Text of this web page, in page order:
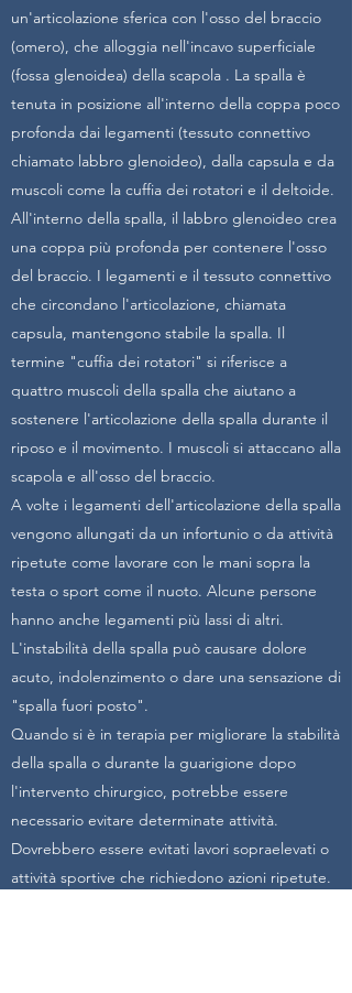
un'articolazione sferica con l'osso del braccio
(omero), che alloggia nell'incavo superficiale
(fossa glenoidea) della scapola . La spalla è
tenuta in posizione all'interno della coppa poco
profonda dai legamenti (tessuto connettivo
chiamato labbro glenoideo), dalla capsula e da
muscoli come la cuffia dei rotatori e il deltoide.
All'interno della spalla, il labbro glenoideo crea
una coppa più profonda per contenere l'osso
del braccio. I legamenti e il tessuto connettivo
che circondano l'articolazione, chiamata
capsula, mantengono stabile la spalla. Il
termine "cuffia dei rotatori" si riferisce a
quattro muscoli della spalla che aiutano a
sostenere l'articolazione della spalla durante il
riposo e il movimento. I muscoli si attaccano alla
scapola e all'osso del braccio.
A volte i legamenti dell'articolazione della spalla
vengono allungati da un infortunio o da attività
ripetute come lavorare con le mani sopra la
testa o sport come il nuoto. Alcune persone
hanno anche legamenti più lassi di altri.
L'instabilità della spalla può causare dolore
acuto, indolenzimento o dare una sensazione di
"spalla fuori posto".
Quando si è in terapia per migliorare la stabilità
della spalla o durante la guarigione dopo
l'intervento chirurgico, potrebbe essere
necessario evitare determinate attività.
Dovrebbero essere evitati lavori sopraelevati o
attività sportive che richiedono azioni ripetute.